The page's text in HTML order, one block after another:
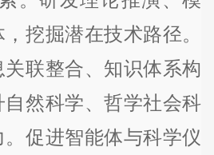
挖掘潜在技术路径。
联整合、知识体系构
然科学、哲学社会科
促进智能体与科学仪